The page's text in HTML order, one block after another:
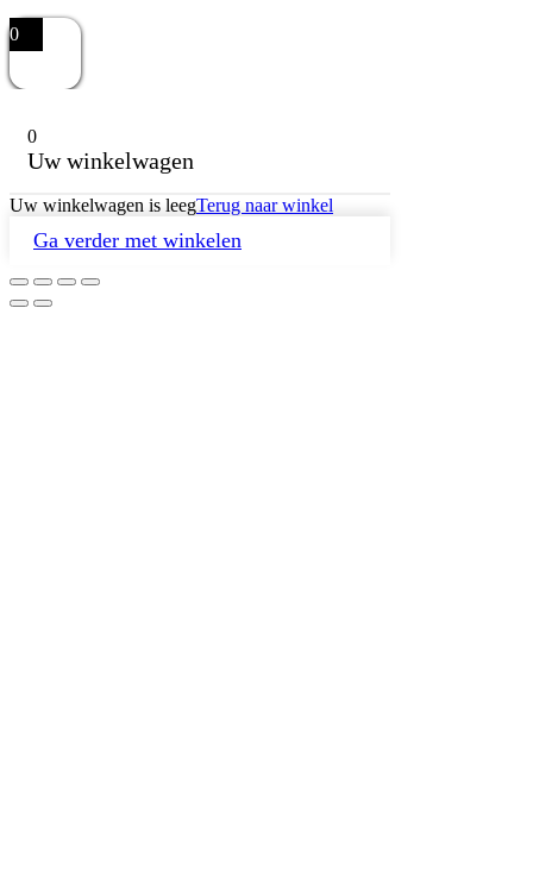
0
0
Uw winkelwagen
Uw winkelwagen is leegTerug naar winkel
Ga verder met winkelen